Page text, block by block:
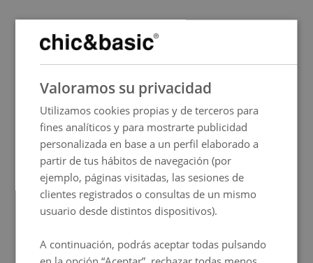
SPANISH
FRENCH
ITALIAN
PORTUGUESE
Valoramos su privacidad
Utilizamos cookies propias y de terceros para
fines analíticos y para mostrarte publicidad
personalizada en base a un perfil elaborado a
partir de tus hábitos de navegación (por
ejemplo, páginas visitadas, las sesiones de
clientes registrados o consultas de un mismo
usuario desde distintos dispositivos).
A continuación, podrás aceptar todas pulsando